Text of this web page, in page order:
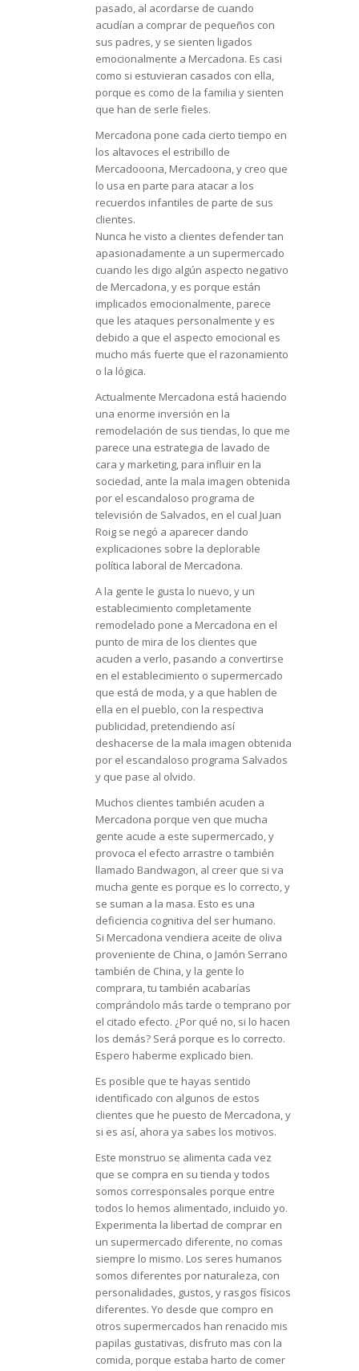
pasado, al acordarse de cuando
acudían a comprar de pequeños con
sus padres, y se sienten ligados
emocionalmente a Mercadona. Es casi
como si estuvieran casados con ella,
porque es como de la familia y sienten
que han de serle fieles.
Mercadona pone cada cierto tiempo en
los altavoces el estribillo de
Mercadooona, Mercadoona, y creo que
lo usa en parte para atacar a los
recuerdos infantiles de parte de sus
clientes.
Nunca he visto a clientes defender tan
apasionadamente a un supermercado
cuando les digo algún aspecto negativo
de Mercadona, y es porque están
implicados emocionalmente, parece
que les ataques personalmente y es
debido a que el aspecto emocional es
mucho más fuerte que el razonamiento
o la lógica.
Actualmente Mercadona está haciendo
una enorme inversión en la
remodelación de sus tiendas, lo que me
parece una estrategia de lavado de
cara y marketing, para influir en la
sociedad, ante la mala imagen obtenida
por el escandaloso programa de
televisión de Salvados, en el cual Juan
Roig se negó a aparecer dando
explicaciones sobre la deplorable
política laboral de Mercadona.
A la gente le gusta lo nuevo, y un
establecimiento completamente
remodelado pone a Mercadona en el
punto de mira de los clientes que
acuden a verlo, pasando a convertirse
en el establecimiento o supermercado
que está de moda, y a que hablen de
ella en el pueblo, con la respectiva
publicidad, pretendiendo así
deshacerse de la mala imagen obtenida
por el escandaloso programa Salvados
y que pase al olvido.
Muchos clientes también acuden a
Mercadona porque ven que mucha
gente acude a este supermercado, y
provoca el efecto arrastre o también
llamado Bandwagon, al creer que si va
mucha gente es porque es lo correcto, y
se suman a la masa. Esto es una
deficiencia cognitiva del ser humano.
Si Mercadona vendiera aceite de oliva
proveniente de China, o Jamón Serrano
también de China, y la gente lo
comprara, tu también acabarías
comprándolo más tarde o temprano por
el citado efecto. ¿Por qué no, si lo hacen
los demás? Será porque es lo correcto.
Espero haberme explicado bien.
Es posible que te hayas sentido
identificado con algunos de estos
clientes que he puesto de Mercadona, y
si es así, ahora ya sabes los motivos.
Este monstruo se alimenta cada vez
que se compra en su tienda y todos
somos corresponsales porque entre
todos lo hemos alimentado, incluido yo.
Experimenta la libertad de comprar en
un supermercado diferente, no comas
siempre lo mismo. Los seres humanos
somos diferentes por naturaleza, con
personalidades, gustos, y rasgos físicos
diferentes. Yo desde que compro en
otros supermercados han renacido mis
papilas gustativas, disfruto mas con la
comida, porque estaba harto de comer